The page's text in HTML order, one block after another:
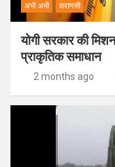
अभी अभी वाराणसी
योगी सरकार की
प्राकृतिक समाधान
2 months ago